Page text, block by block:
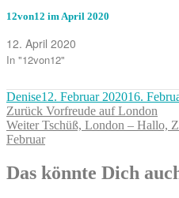
12von12 im April 2020
12. April 2020
In "12von12"
Autor
DeniseVeröffentlicht
am
12. Februar 202016.
Beitragsnavigation
Zurück Vorheriger
Beitrag:
Vorfreude auf London
Weiter Nächster
Beitrag:
Tschüß, London – Hallo,
Februar
Das könnte Dich